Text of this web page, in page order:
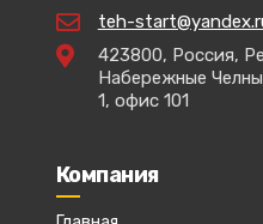
teh-
423800, Россия,
Набережные
1, офис 101
Компания